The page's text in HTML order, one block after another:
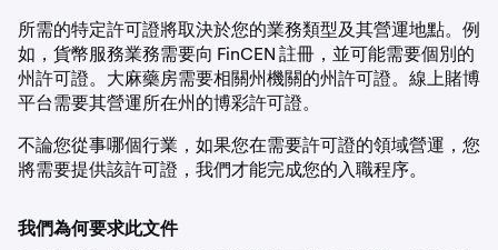
所需的特定許可證將取決於您的業務類型及其營運地點。例
如，貨幣服務業務需要向 FinCEN 註冊，並可能需要個別的
州許可證。大麻藥房需要相關州機關的州許可證。線上賭博
平台需要其營運所在州的博彩許可證。
不論您從事哪個行業，如果您在需要許可證的領域營運，您
將需要提供該許可證，我們才能完成您的入職程序。
我們為何要求此文件